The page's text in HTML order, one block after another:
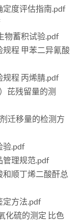
定度评估指南.pdf
物蓄积试验.pdf
程 甲苯二异氰酸
规程 丙烯腈.pdf
芘残留量的测
迁移量的检测方
验.pdf
管理规范.pdf
和顺丁烯二酸酐总
定方法.pdf
化硫的测定 比色